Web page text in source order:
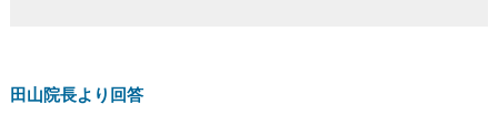
田山院長より回答